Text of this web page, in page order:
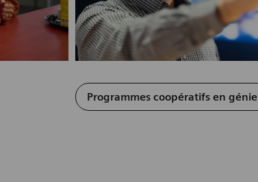
Programmes coopératifs en génie